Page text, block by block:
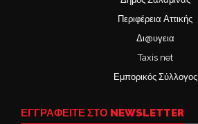
Περιφέρεια Αττικής
Δι@υγεια
Taxis net
Εμπορικός Σύλλογος
ΕΓΓΡΑΦΕΙΤΕ ΣΤΟ NEWSLETTER